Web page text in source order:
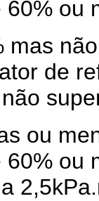
ou
mas
de
ou
ou